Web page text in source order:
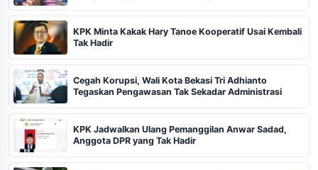
KPK Minta Kakak Hary Tanoe Kooperatif Usai Kembali
Tak Hadir
Cegah Korupsi, Wali Kota Bekasi Tri Adhianto
Tegaskan Pengawasan Tak Sekadar Administrasi
KPK Jadwalkan Ulang Pemanggilan Anwar Sadad,
Anggota DPR yang Tak Hadir